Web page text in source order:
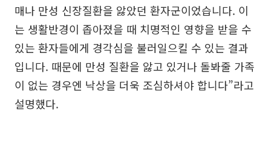
매나 만성 신장질환을 앓았던 환자군이었습니다. 이
는 생활반경이 좁아졌을 때 치명적인 영향을 받을 수
있는 환자들에게 경각심을 불러일으킬 수 있는 결과
입니다. 때문에 만성 질환을 앓고 있거나 돌봐줄 가족
이 없는 경우엔 낙상을 더욱 조심하셔야 합니다”라고
설명했다.